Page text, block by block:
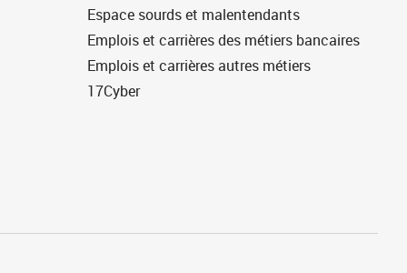
Espace sourds et malentendants
Emplois et carrières des métiers bancaires
Emplois et carrières autres métiers
17Cyber